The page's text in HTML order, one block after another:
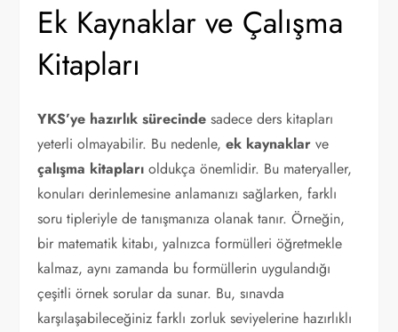
Ek Kaynaklar ve Çalışma
Kitapları
YKS’ye hazırlık sürecinde sadece ders kitapları
yeterli olmayabilir. Bu nedenle,ek kaynaklar ve
çalışma kitapları oldukça önemlidir. Bu materyaller,
konuları derinlemesine anlamanızı sağlarken, farklı
soru tipleriyle de tanışmanıza olanak tanır. Örneğin,
bir matematik kitabı, yalnızca formülleri öğretmekle
kalmaz, aynı zamanda bu formüllerin uygulandığı
çeşitli örnek sorular da sunar. Bu, sınavda
karşılaşabileceğiniz farklı zorluk seviyelerine hazırlıklı